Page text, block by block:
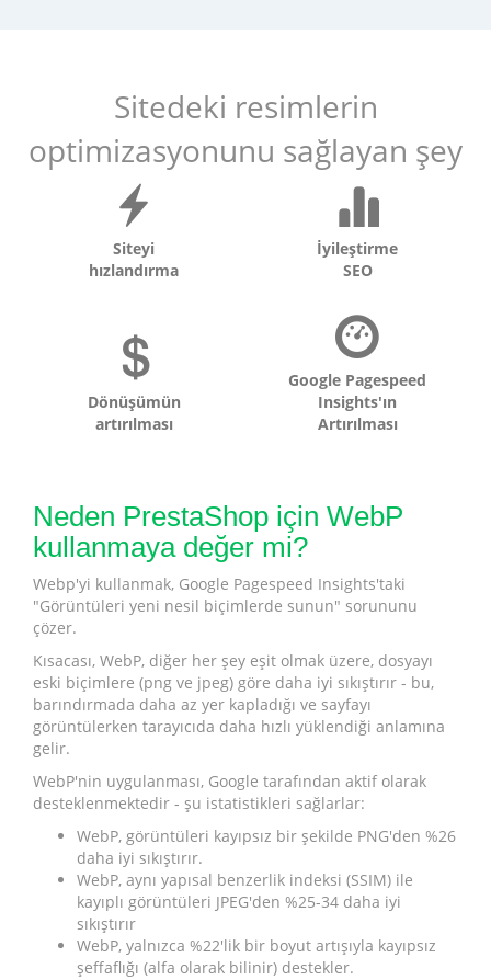
Sitedeki resimlerin
optimizasyonunu sağlayan şey
Siteyi
hızlandırma
İyileştirme
SEO
Dönüşümün
artırılması
Google Pagespeed
Insights'ın
Artırılması
Neden PrestaShop için WebP
kullanmaya değer mi?
Webp'yi kullanmak, Google Pagespeed Insights'taki
"Görüntüleri yeni nesil biçimlerde sunun" sorununu
çözer.
Kısacası, WebP, diğer her şey eşit olmak üzere, dosyayı
eski biçimlere (png ve jpeg) göre daha iyi sıkıştırır - bu,
barındırmada daha az yer kapladığı ve sayfayı
görüntülerken tarayıcıda daha hızlı yüklendiği anlamına
gelir.
WebP'nin uygulanması, Google tarafından aktif olarak
desteklenmektedir - şu istatistikleri sağlarlar:
WebP, görüntüleri kayıpsız bir şekilde PNG'den %26
daha iyi sıkıştırır.
WebP, aynı yapısal benzerlik indeksi (SSIM) ile
kayıplı görüntüleri JPEG'den %25-34 daha iyi
sıkıştırır
WebP, yalnızca %22'lik bir boyut artışıyla kayıpsız
şeffaflığı (alfa olarak bilinir) destekler.